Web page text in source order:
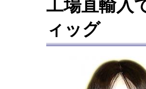
工場直輸入
ィッグ